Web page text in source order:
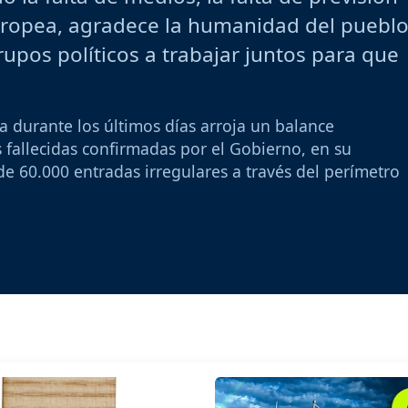
agradece la humanidad del pueblo
políticos a trabajar juntos para que
durante los últimos días arroja un balance
confirmadas por el Gobierno, en su
60.000 entradas irregulares a través del perímetro